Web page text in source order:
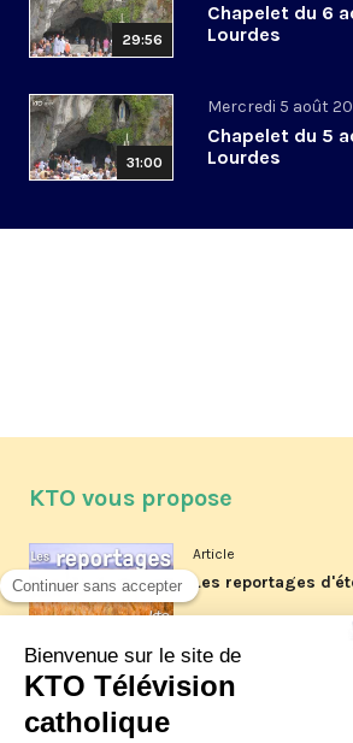
29:56
Chapelet du 6
Lourdes
31:00
Mercredi 5 août
Chapelet du 5
Lourdes
KTO vous propose
Article
Les reportages
Article
La visite pastorale
XIV à Assise à